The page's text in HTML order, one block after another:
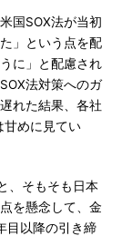
国SOX法が当初
」という点を配
に」と配慮され
法対策へのガ
れた結果、各社
甘めに見てい
、そもそも日本
を懸念して、金
目以降の引き締